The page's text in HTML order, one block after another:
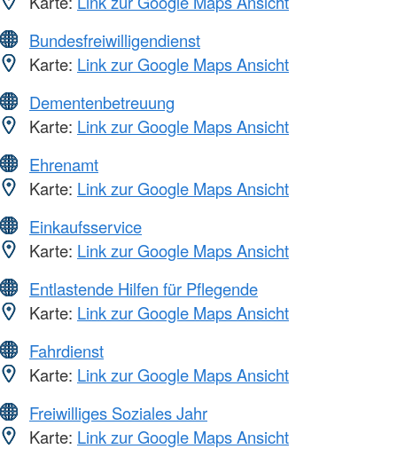
Bundesfreiwilligendienst
Karte: Link zur Google Maps Ansicht
Dementenbetreuung
Karte: Link zur Google Maps Ansicht
Ehrenamt
Karte: Link zur Google Maps Ansicht
Einkaufsservice
Karte: Link zur Google Maps Ansicht
Entlastende Hilfen für Pflegende
Karte: Link zur Google Maps Ansicht
Fahrdienst
Karte: Link zur Google Maps Ansicht
Freiwilliges Soziales Jahr
Karte: Link zur Google Maps Ansicht